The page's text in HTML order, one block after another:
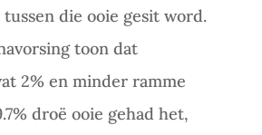
die ooie gesit word.
toon dat
2% en minder ramme
droë ooie gehad het,